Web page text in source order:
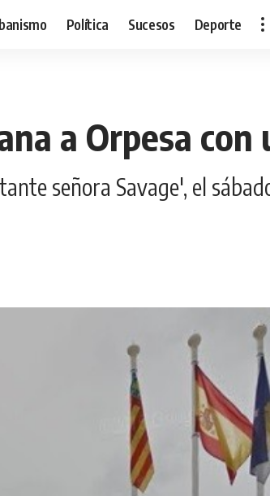
Política Sucesos Deporte
a Orpesa con
señora Savage', el